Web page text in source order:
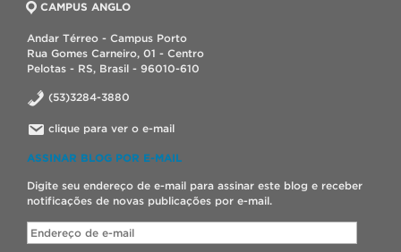
CAMPUS ANGLO
Andar Térreo - Campus Porto
Rua Gomes Carneiro, 01 - Centro
Pelotas - RS, Brasil - 96010-610
(53)3284-3880
clique para ver o e-mail
ASSINAR BLOG POR E-MAIL
Digite seu endereço de e-mail para assinar este blog e receber
notificações de novas publicações por e-mail.
Endereço
de